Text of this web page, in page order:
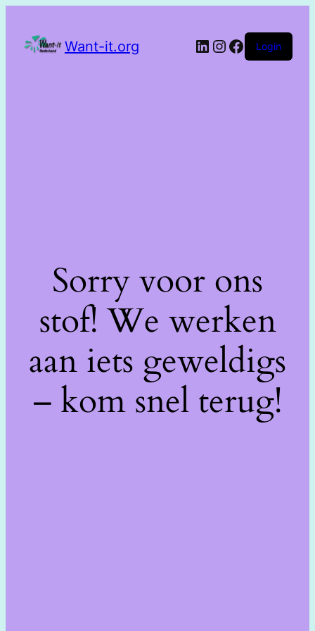
Want-it.org Login
Sorry voor ons
stof! We werken
aan iets geweldigs
– kom snel terug!